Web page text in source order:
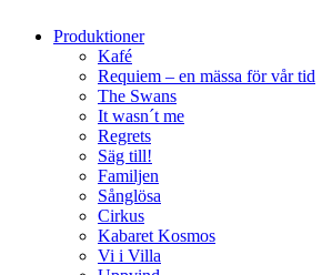
Produktioner
Kafé
Requiem – en mässa för vår tid
The Swans
It wasn´t me
Regrets
Säg till!
Familjen
Sånglösa
Cirkus
Kabaret Kosmos
Vi i Villa